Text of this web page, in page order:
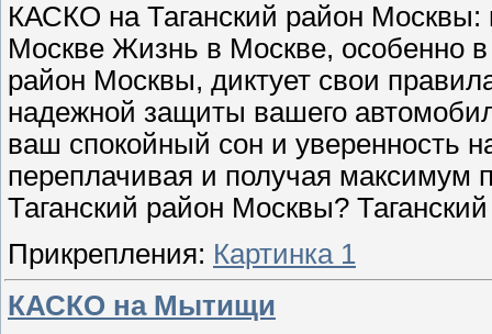
КАСКО на Таганский район
Москве Жизнь в Москве, особенно
район Москвы, диктует свои
надежной защиты вашего
ваш спокойный сон и уверенность
переплачивая и получая максимум
Таганский район Москвы?
Прикрепления: Картинка 1
КАСКО на Мытищи